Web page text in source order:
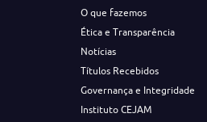
O que fazemos
Ética e Transparência
Notícias
Títulos Recebidos
Governança e Integridade
Instituto CEJAM